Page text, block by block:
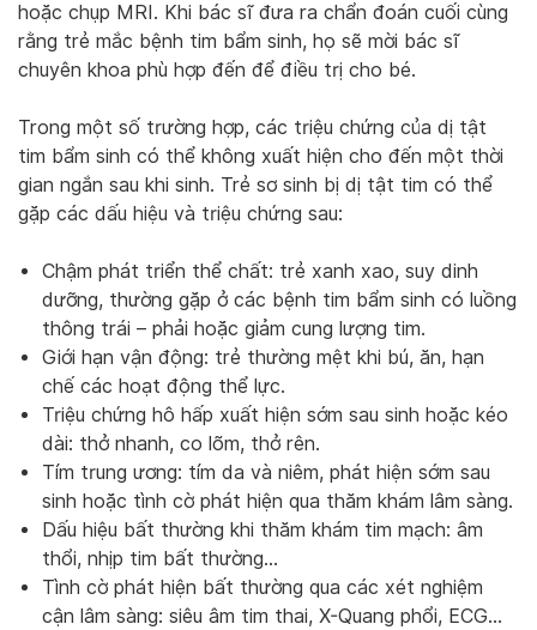
hoặc chụp MRI. Khi bác sĩ đưa ra chẩn đoán cuối cùng
rằng trẻ mắc bệnh tim bẩm sinh, họ sẽ mời bác sĩ
chuyên khoa phù hợp đến để điều trị cho bé.
Trong một số trường hợp, các triệu chứng của dị tật
tim bẩm sinh có thể không xuất hiện cho đến một thời
gian ngắn sau khi sinh. Trẻ sơ sinh bị dị tật tim có thể
gặp các dấu hiệu và triệu chứng sau:
Chậm phát triển thể chất: trẻ xanh xao, suy dinh
dưỡng, thường gặp ở các bệnh tim bẩm sinh có luồng
thông trái – phải hoặc giảm cung lượng tim.
Giới hạn vận động: trẻ thường mệt khi bú, ăn, hạn
chế các hoạt động thể lực.
Triệu chứng hô hấp xuất hiện sớm sau sinh hoặc kéo
dài: thở nhanh, co lõm, thở rên.
Tím trung ương: tím da và niêm, phát hiện sớm sau
sinh hoặc tình cờ phát hiện qua thăm khám lâm sàng.
Dấu hiệu bất thường khi thăm khám tim mạch: âm
thổi, nhịp tim bất thường…
Tình cờ phát hiện bất thường qua các xét nghiệm
cận lâm sàng: siêu âm tim thai, X-Quang phổi, ECG…